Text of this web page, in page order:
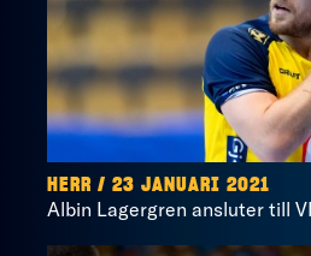
HERR / 23 JANUARI 2021
Albin Lagergren ansluter till